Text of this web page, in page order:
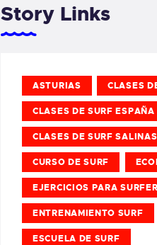
Story Links
ASTURIAS CLASES
CLASES DE SURF ESPAÑA
CLASES DE SURF SALINAS
CURSO DE SURF
EJERCICIOS PARA
ENTRENAMIENTO SURF
ESCUELA DE SURF